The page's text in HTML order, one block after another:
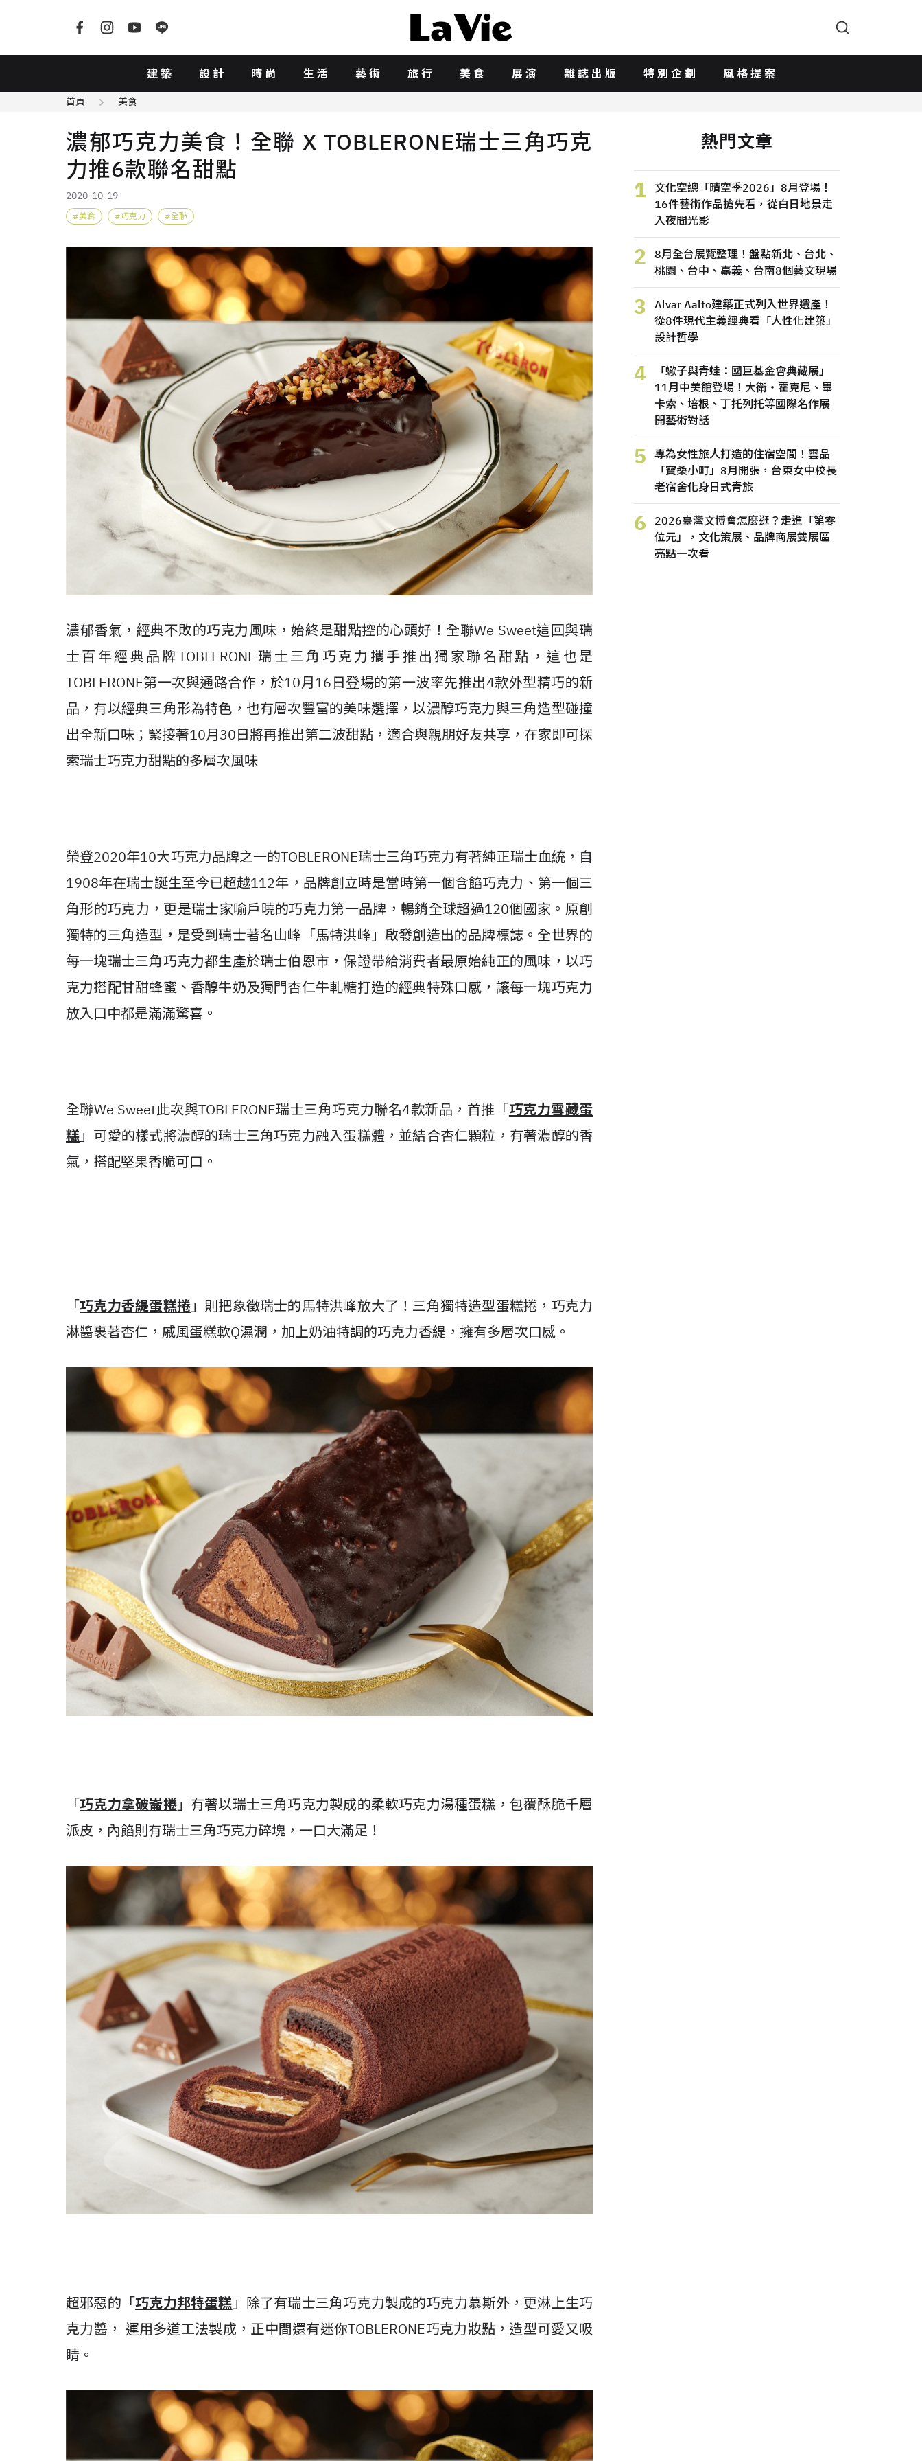
建築 設計 時尚 生活 藝術 旅行 美食 展演 雜誌出版 特別企劃 風格提案
首頁 美食
濃郁巧克力美食！全聯 X TOBLERONE瑞士三角巧克
力推6款聯名甜點
2020-10-19
美食 巧克力 全聯
濃郁香氣，經典不敗的巧克力風味，始終是甜點控的心頭好！全聯We Sweet這回與瑞
士百年經典品牌TOBLERONE瑞士三角巧克力攜手推出獨家聯名甜點，這也是
TOBLERONE第一次與通路合作，於10月16日登場的第一波率先推出4款外型精巧的新
品，有以經典三角形為特色，也有層次豐富的美味選擇，以濃醇巧克力與三角造型碰撞
出全新口味；緊接著10月30日將再推出第二波甜點，適合與親朋好友共享，在家即可探
索瑞士巧克力甜點的多層次風味
榮登2020年10大巧克力品牌之一的TOBLERONE瑞士三角巧克力有著純正瑞士血統，自
1908年在瑞士誕生至今已超越112年，品牌創立時是當時第一個含餡巧克力、第一個三
角形的巧克力，更是瑞士家喻戶曉的巧克力第一品牌，暢銷全球超過120個國家。原創
獨特的三角造型，是受到瑞士著名山峰「馬特洪峰」啟發創造出的品牌標誌。全世界的
每一塊瑞士三角巧克力都生產於瑞士伯恩市，保證帶給消費者最原始純正的風味，以巧
克力搭配甘甜蜂蜜、香醇牛奶及獨門杏仁牛軋糖打造的經典特殊口感，讓每一塊巧克力
放入口中都是滿滿驚喜。
全聯We Sweet此次與TOBLERONE瑞士三角巧克力聯名4款新品，首推「巧克力雪藏蛋
糕」可愛的樣式將濃醇的瑞士三角巧克力融入蛋糕體，並結合杏仁顆粒，有著濃醇的香
氣，搭配堅果香脆可口。
「巧克力香緹蛋糕捲」則把象徵瑞士的馬特洪峰放大了！三角獨特造型蛋糕捲，巧克力
淋醬裹著杏仁，戚風蛋糕軟Q濕潤，加上奶油特調的巧克力香緹，擁有多層次口感。
「巧克力拿破崙捲」有著以瑞士三角巧克力製成的柔軟巧克力湯種蛋糕，包覆酥脆千層
派皮，內餡則有瑞士三角巧克力碎塊，一口大滿足！
超邪惡的「巧克力邦特蛋糕 」除了有瑞士三角巧克力製成的巧克力慕斯外，更淋上生巧
克力醬， 運用多道工法製成，正中間還有迷你TOBLERONE巧克力妝點，造型可愛又吸
睛。
熱門文章
1
文化空總「晴空季2026」8月登場！
16件藝術作品搶先看，從白日地景走
入夜間光影
2
8月全台展覽整理！盤點新北、台北、
桃園、台中、嘉義、台南8個藝文現場
3
Alvar Aalto建築正式列入世界遺產！
從8件現代主義經典看「人性化建築」
設計哲學
4
「蠍子與青蛙：國巨基金會典藏展」
11月中美館登場！大衛・霍克尼、畢
卡索、培根、丁托列托等國際名作展
開藝術對話
5
專為女性旅人打造的住宿空間！雲品
「寶桑小町」8月開張，台東女中校長
老宿舍化身日式青旅
6
2026臺灣文博會怎麼逛？走進「第零
位元」，文化策展、品牌商展雙展區
亮點一次看